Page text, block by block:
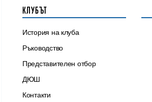
КЛУБЪТ
История на клуба
Ръководство
Представителен отбор
ДЮШ
Контакти